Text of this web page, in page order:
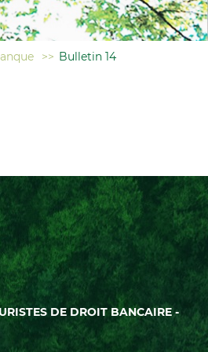
>> Bulletin 14
DE DROIT BANCAIRE -